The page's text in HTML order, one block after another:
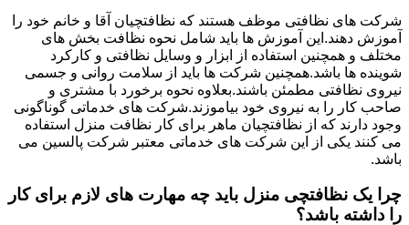
شرکت های نظافتی موظف هستند که نظافتچیان آقا و خانم خود را
آموزش دهند.این آموزش ها باید شامل نحوه نظافت بخش های
مختلف و همچنین استفاده از ابزار و وسایل نظافتی و کارکرد
شوینده ها باشد.همچنین شرکت ها باید از سلامت روانی و جسمی
نیروی نظافتی مطمئن باشند.بعلاوه نحوه برخورد با مشتری و
صاحب کار را به نیروی خود بیاموزند.شرکت های خدماتی گوناگونی
وجود دارند که از نظافتچیان ماهر برای کار نظافت منزل استفاده
می کنند یکی از این شرکت های خدماتی معتبر شرکت پالسین می
باشد.
چرا یک نظافتچی منزل باید چه مهارت های لازم برای کار
را داشته باشد؟